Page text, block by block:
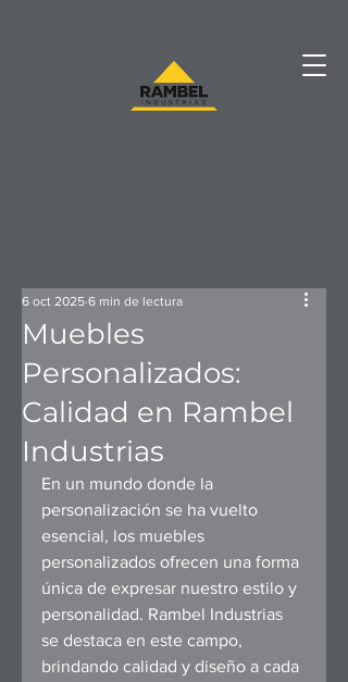
Muebles
Personalizados:
Calidad en Rambel
Industrias
6 oct 2025 6 min de lectura
En un mundo donde la
personalización se ha vuelto
esencial, los muebles
personalizados ofrecen una forma
única de expresar nuestro estilo y
personalidad. Rambel Industrias
se destaca en este campo,
brindando calidad y diseño a cada